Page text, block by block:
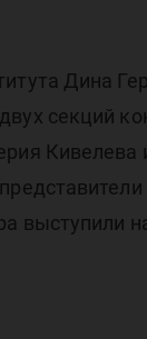
Дина
секций
Кивелева
выступили